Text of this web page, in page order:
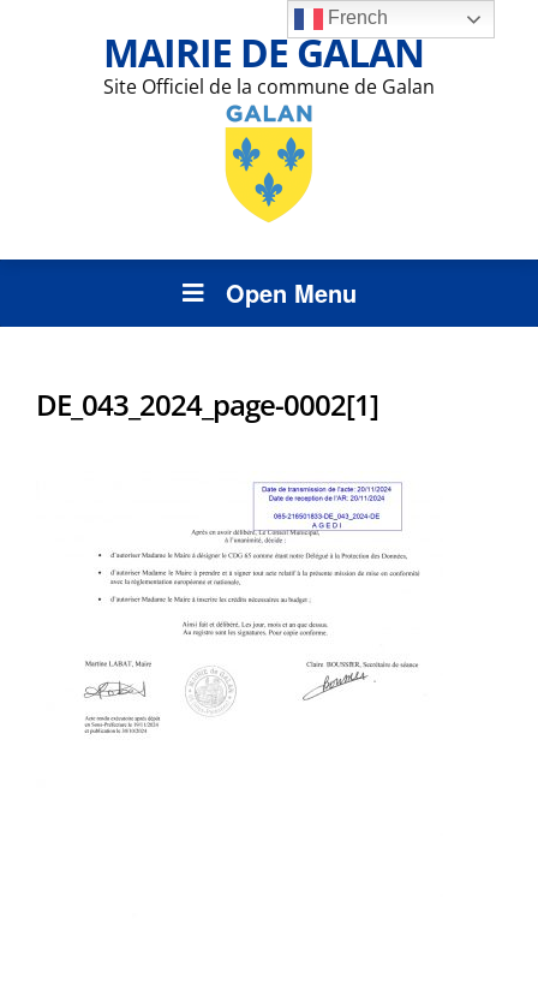
MAIRIE DE GALAN
Site Officiel de la commune de Galan
Open Menu
DE_043_2024_page-0002[1]
French